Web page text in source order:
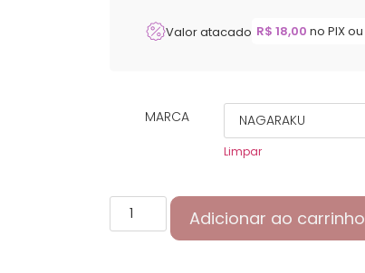
Valor atacado R$ 18,00 no PIX ou
MARCA
Limpar
Adicionar ao carrinho